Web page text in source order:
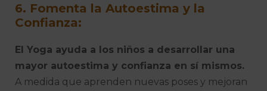
6. Fomenta la Autoestima y la
Confianza:
El Yoga ayuda a los niños a desarrollar una
mayor autoestima y confianza en sí mismos.
A medida que aprenden nuevas poses y mejoran